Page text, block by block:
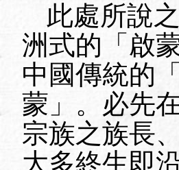
此處所說
洲式的「啟
中國傳統的
蒙」。必先
宗族之族長
大多終生即